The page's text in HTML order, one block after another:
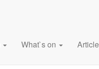
What`s on Article